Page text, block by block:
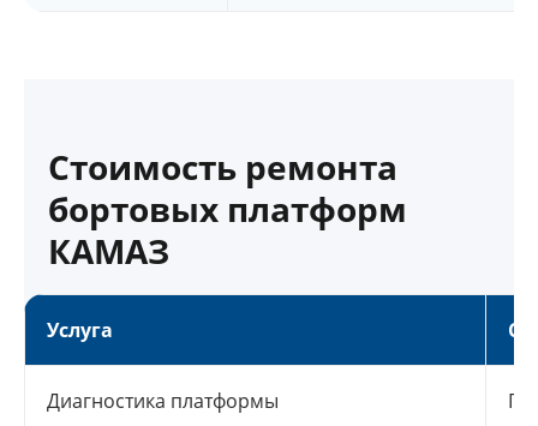
Стоимость ремонта
бортовых платформ
КАМАЗ
Услуга
Диагностика платформы По